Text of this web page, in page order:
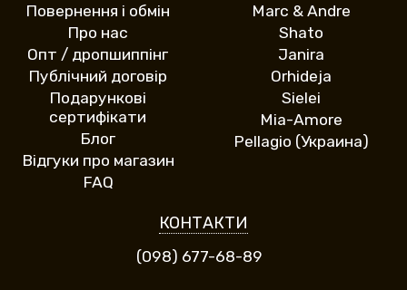
Повернення і обмін
Про нас
Опт / дропшиппінг
Публічний договір
Подарункові
сертифікати
Блог
Відгуки про магазин
FAQ
Marc & Andre
Shato
Janira
Orhideja
Sielei
Mia-Amore
Pellagio (Украина)
КОНТАКТИ
(098) 677-68-89